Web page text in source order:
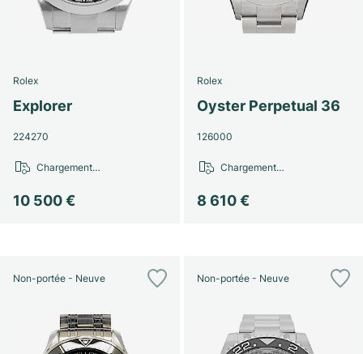
Rolex
Explorer
224270
10 500 €
Chargement…
Rolex
Oyster Perpetual 36
126000
8 610 €
Chargement…
Non-portée - Neuve Non-portée - Neuve